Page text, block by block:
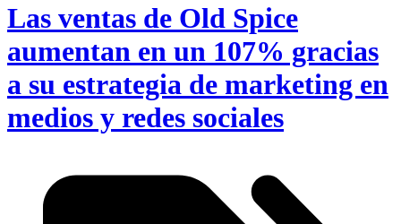
Las ventas de Old Spice
aumentan en un 107% gracias
a su estrategia de marketing en
medios y redes sociales